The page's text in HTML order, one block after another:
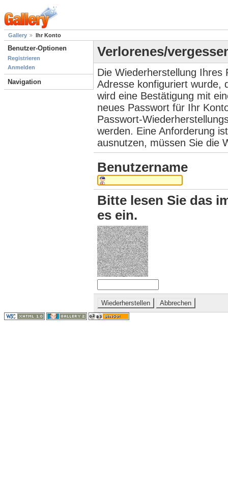
Gallery Ihr Konto
Benutzer-Optionen
Registrieren
Anmelden
Navigation
Verlorenes/
Die Wiederherstellung
Adresse konfiguriert wurde,
wird eine Bestätigung mit
neues Passwort für Ihr
Passwort-
werden. Eine Anforderung
ausnutzen, müssen Sie die
Benutzername
Bitte lesen Sie das
es ein.